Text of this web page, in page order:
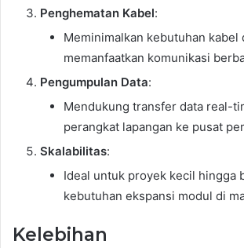
Penghematan Kabel:
Meminimalkan kebutuhan kabel
memanfaatkan komunikasi
Pengumpulan Data:
Mendukung transfer data real-
perangkat lapangan ke pusat
Skalabilitas:
Ideal untuk proyek kecil hingga
kebutuhan ekspansi modul di
Kelebihan